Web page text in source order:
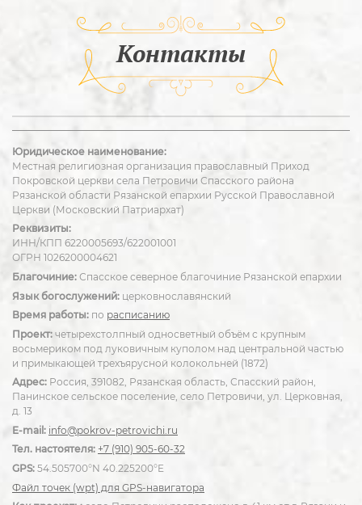
Контакты
Юридическое наименование:
Местная религиозная организация православный Приход
Покровской церкви села Петровичи Спасского района
Рязанской области Рязанской епархии Русской Православной
Церкви (Московский Патриархат)
Реквизиты:
ИНН/КПП 6220005693/622001001
ОГРН 1026200004621
Благочиние: Спасское северное благочиние Рязанской епархии
Язык богослужений: церковнославянский
Время работы: по расписанию
Проект: четырехстолпный односветный объём с крупным
восьмериком под луковичным куполом над центральной частью
и примыкающей трехъярусной колокольней (1872)
Адрес: Россия, 391082, Рязанская область, Спасский район,
Панинское сельское поселение, село Петровичи, ул. Церковная,
д. 13
E-mail: info@pokrov-petrovichi.ru
Тел. настоятеля: +7 (910) 905-60-32
GPS: 54.505700°N 40.225200°E
Файл точек (wpt) для GPS-навигатора